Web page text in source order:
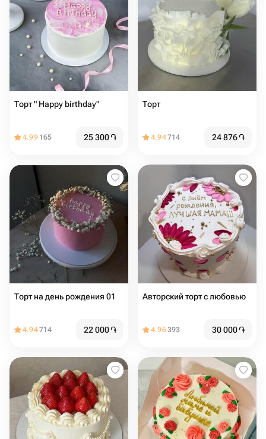
Торт " Happy birthday"
4.99 165 25 300֏
Торт
4.94714 24 876֏
Торт на день рождения 01
4.94714 22 000֏
Авторский торт с любовью
4.96393 30 000֏